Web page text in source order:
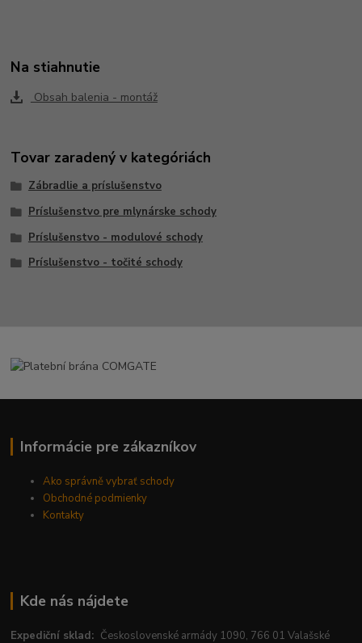
Na stiahnutie
Obsah balenia - montáž
Tovar zaradený v kategóriách
Zábradlie a príslušenstvo
Príslušenstvo pre mlynárske schody
Príslušenstvo - modulové schody
Príslušenstvo - točité schody
Informácie pre zákazníkov
Ako správně vybrať schody
Obchodné podmienky
Kontakty
Kde nás nájdete
Expediční sklad: Československé armády 1090, 766 01 Valašské